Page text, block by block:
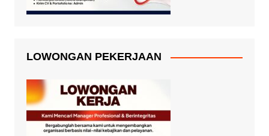
LOWONGAN PEKERJAAN